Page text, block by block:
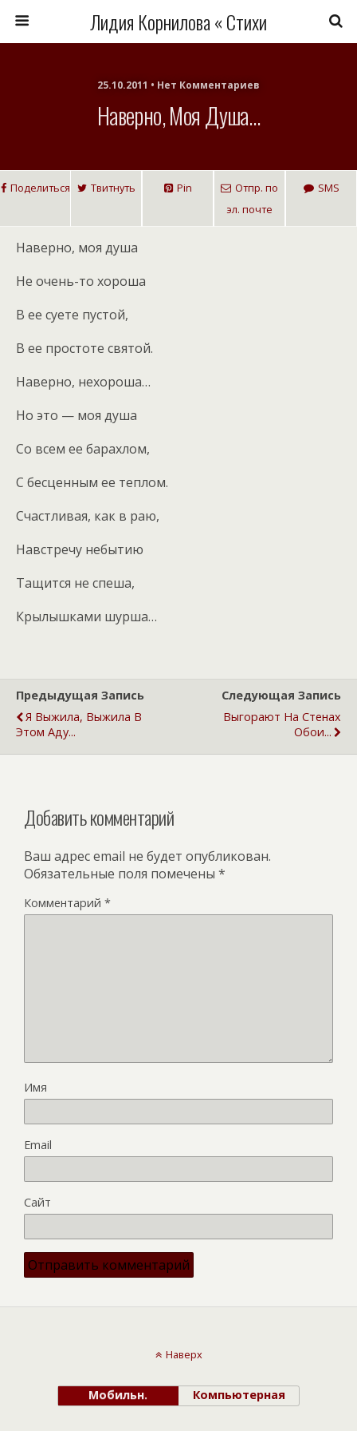
Лидия Корнилова « Стихи
25.10.2011 • Нет Комментариев
Наверно, Моя Душа…
Поделиться Твитнуть Pin
Отпр. по
эл. почте
SMS
Наверно, моя душа
Не очень-то хороша
В ее суете пустой,
В ее простоте святой.
Наверно, нехороша…
Но это — моя душа
Со всем ее барахлом,
С бесценным ее теплом.
Счастливая, как в раю,
Навстречу небытию
Тащится не спеша,
Крылышками шурша…
Предыдущая Запись
Я Выжила, Выжила В
Этом Аду...
Следующая Запись
Выгорают На Стенах
Обои...
Добавить комментарий
Ваш адрес email не будет опубликован.
Обязательные поля помечены *
Комментарий *
Имя
Email
Сайт
Наверх
Мобильн. Компьютерная